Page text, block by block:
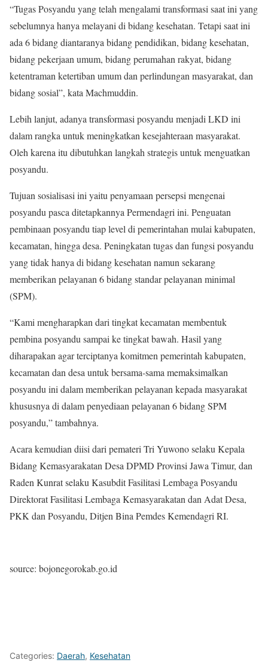
“Tugas Posyandu yang telah mengalami transformasi saat ini yang
sebelumnya hanya melayani di bidang kesehatan. Tetapi saat ini
ada 6 bidang diantaranya bidang pendidikan, bidang kesehatan,
bidang pekerjaan umum, bidang perumahan rakyat, bidang
ketentraman ketertiban umum dan perlindungan masyarakat, dan
bidang sosial”, kata Machmuddin.
Lebih lanjut, adanya transformasi posyandu menjadi LKD ini
dalam rangka untuk meningkatkan kesejahteraan masyarakat.
Oleh karena itu dibutuhkan langkah strategis untuk menguatkan
posyandu.
Tujuan sosialisasi ini yaitu penyamaan persepsi mengenai
posyandu pasca ditetapkannya Permendagri ini. Penguatan
pembinaan posyandu tiap level di pemerintahan mulai kabupaten,
kecamatan, hingga desa. Peningkatan tugas dan fungsi posyandu
yang tidak hanya di bidang kesehatan namun sekarang
memberikan pelayanan 6 bidang standar pelayanan minimal
(SPM).
“Kami mengharapkan dari tingkat kecamatan membentuk
pembina posyandu sampai ke tingkat bawah. Hasil yang
diharapakan agar terciptanya komitmen pemerintah kabupaten,
kecamatan dan desa untuk bersama-sama memaksimalkan
posyandu ini dalam memberikan pelayanan kepada masyarakat
khususnya di dalam penyediaan pelayanan 6 bidang SPM
posyandu,” tambahnya.
Acara kemudian diisi dari pemateri Tri Yuwono selaku Kepala
Bidang Kemasyarakatan Desa DPMD Provinsi Jawa Timur, dan
Raden Kunrat selaku Kasubdit Fasilitasi Lembaga Posyandu
Direktorat Fasilitasi Lembaga Kemasyarakatan dan Adat Desa,
PKK dan Posyandu, Ditjen Bina Pemdes Kemendagri RI.
source: bojonegorokab.go.id
Categories: Daerah, Kesehatan